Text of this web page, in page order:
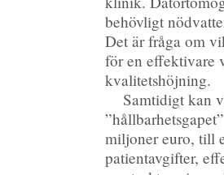
behövligt
Det är fråga om
för en effektivare
kvalitetshöjning.
Samtidigt kan
miljoner euro, till
patientavgifter,